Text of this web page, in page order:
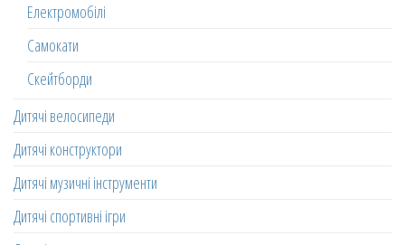
Електромобілі
Самокати
Скейтборди
Дитячі велосипеди
Дитячі конструктори
Дитячі музичні інструменти
Дитячі спортивні ігри